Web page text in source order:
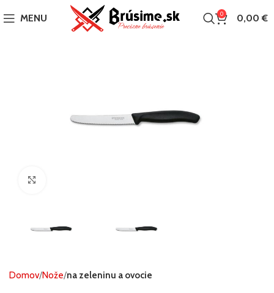
MENU 0 0,00€
Domov Nože na zeleninu a ovocie